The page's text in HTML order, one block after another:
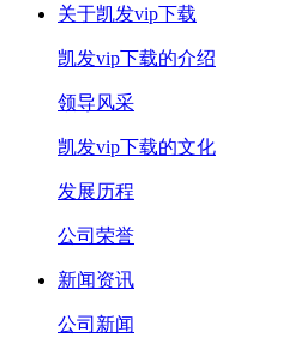
关于凯发vip下载
凯发vip下载的介绍
领导风采
凯发vip下载的文化
发展历程
公司荣誉
新闻资讯
公司新闻